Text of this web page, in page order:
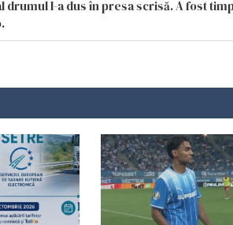
l-a dus în presa scrisă. A fost